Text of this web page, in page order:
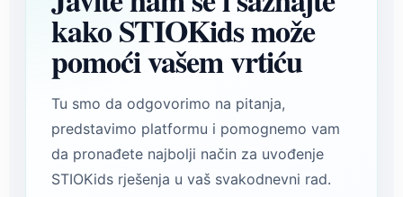
kako STIOKids može
pomoći vašem vrtiću
Tu smo da odgovorimo na pitanja,
predstavimo platformu i pomognemo vam
da pronađete najbolji način za uvođenje
STIOKids rješenja u vaš svakodnevni rad.